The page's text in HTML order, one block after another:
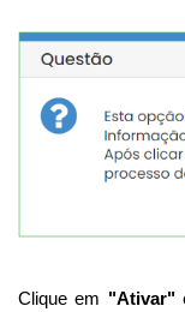
Clique em "Ativar"